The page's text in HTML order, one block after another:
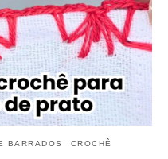
BARRADOS CROCHÊ